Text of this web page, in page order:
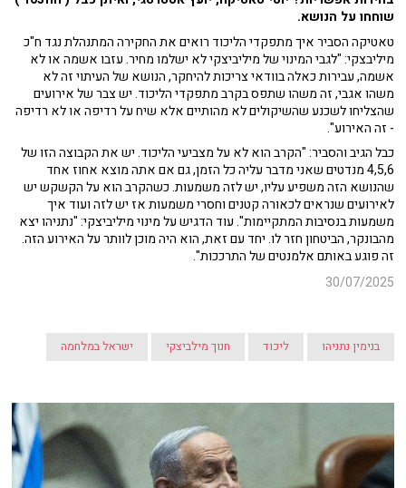
שוחחו על הנושא.
טאטיקה הסביר איך מתפקדי הליכוד רואים את החקירה המתנהלת נגד ח"כ
מיליבצקי: "לגבי המינוי של מיליביצקי לא ישלמו מחיר. עזבו אשמה או לא
אשמה, עבירות כאלה בוודאי צריכות להיחקר, הנושא של העיתוי זה לא
משהו אגבי, זה משהו שתפס בקרב מתפקדי הליכוד. יש צבר של אירועים
שהצליחו לשכנע שהשיקולים לא מהותיים אלא שיח על רדיפה או לא רדיפה
- זה האירוע".
כבל הגיב והסביר: "הקרב הוא לא על מצביעי הליכוד. יש את הקבוצה הזו של
4,5,6 מנדטים שאני מדבר עליה כל הזמן, גם אם אתה מוצא אחוז אחד
שהנושא הזה משפיע עליו, יש לזה משמעות. כשהקרב הוא על הקשקש יש
לאירועים שנראים לכאורה קטנים וחסרי משמעות אז יש לזה ועוד איך
משמעות בנסיבות המתקיימות". עוד הדגיש על מינוי מיליביצקי: "נתניהו יצא
מהבונקר, הביטחון חזר לו. יחד עם זאת, הוא היה מוכן לוותר על האירוע הזה.
זה פוגע באותם אלמנטים של התרככות".
30/07/2025
בנימין נתניהו ליכוד חנוך מילביצקי ישראל במלחמה